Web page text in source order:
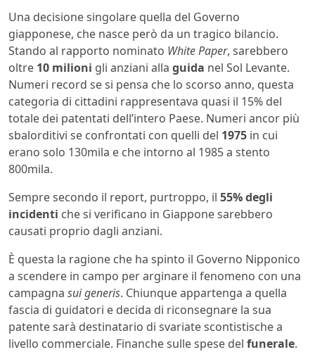
Una decisione singolare quella del Governo
giapponese, che nasce però da un tragico bilancio.
Stando al rapporto nominato White Paper, sarebbero
oltre 10 milioni gli anziani alla guida nel Sol Levante.
Numeri record se si pensa che lo scorso anno, questa
categoria di cittadini rappresentava quasi il 15% del
totale dei patentati dell’intero Paese. Numeri ancor più
sbalorditivi se confrontati con quelli del 1975 in cui
erano solo 130mila e che intorno al 1985 a stento
800mila.
Sempre secondo il report, purtroppo, il 55% degli
incidenti che si verificano in Giappone sarebbero
causati proprio dagli anziani.
È questa la ragione che ha spinto il Governo Nipponico
a scendere in campo per arginare il fenomeno con una
campagna sui generis. Chiunque appartenga a quella
fascia di guidatori e decida di riconsegnare la sua
patente sarà destinatario di svariate scontistische a
livello commerciale. Finanche sulle spese del funerale.